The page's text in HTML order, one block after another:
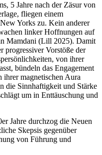
5 Jahre nach der Zäsur von
fliegen einem
Yorks zu. Kein anderer
linker Hoffnungen auf
Mamdani (Lill 2025). Damit
progressiver Vorstöße der
von ihrer
bündeln das Engagement
magnetischen Aura
die Sinnhaftigkeit und Stärke
um in Enttäuschung und
Jahre durchzog die Neuen
Skepsis gegenüber
von Führung und